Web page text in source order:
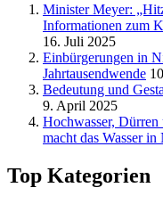
Minister Meyer:
Informationen zum
16. Juli 2025
Einbürgerungen in
Jahrtausendwende
Bedeutung und
9. April 2025
Hochwasser, Dürren
macht das Wasser in
Top Kategorien